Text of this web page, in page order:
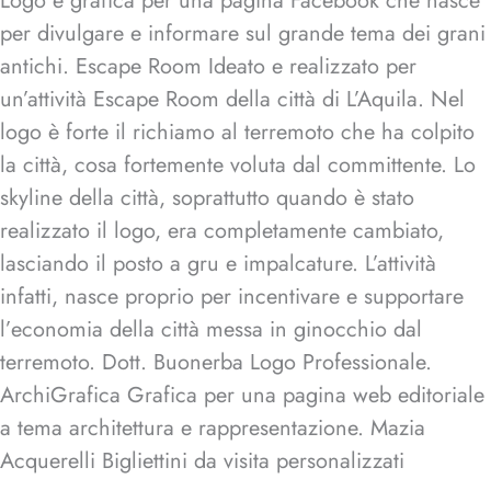
per divulgare e informare sul grande tema dei grani
antichi. Escape Room Ideato e realizzato per
un’attività Escape Room della città di L’Aquila. Nel
logo è forte il richiamo al terremoto che ha colpito
la città, cosa fortemente voluta dal committente. Lo
skyline della città, soprattutto quando è stato
realizzato il logo, era completamente cambiato,
lasciando il posto a gru e impalcature. L’attività
infatti, nasce proprio per incentivare e supportare
l’economia della città messa in ginocchio dal
terremoto. Dott. Buonerba Logo Professionale.
ArchiGrafica Grafica per una pagina web editoriale
a tema architettura e rappresentazione. Mazia
Acquerelli Bigliettini da visita personalizzati